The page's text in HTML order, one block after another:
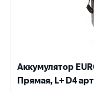
Аккумулятор
Прямая, L+ D4